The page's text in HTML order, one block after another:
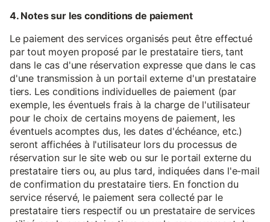
4. Notes sur les conditions de paiement
Le paiement des services organisés peut être effectué
par tout moyen proposé par le prestataire tiers, tant
dans le cas d'une réservation expresse que dans le cas
d'une transmission à un portail externe d'un prestataire
tiers. Les conditions individuelles de paiement (par
exemple, les éventuels frais à la charge de l'utilisateur
pour le choix de certains moyens de paiement, les
éventuels acomptes dus, les dates d'échéance, etc.)
seront affichées à l'utilisateur lors du processus de
réservation sur le site web ou sur le portail externe du
prestataire tiers ou, au plus tard, indiquées dans l'e-mail
de confirmation du prestataire tiers. En fonction du
service réservé, le paiement sera collecté par le
prestataire tiers respectif ou un prestataire de services